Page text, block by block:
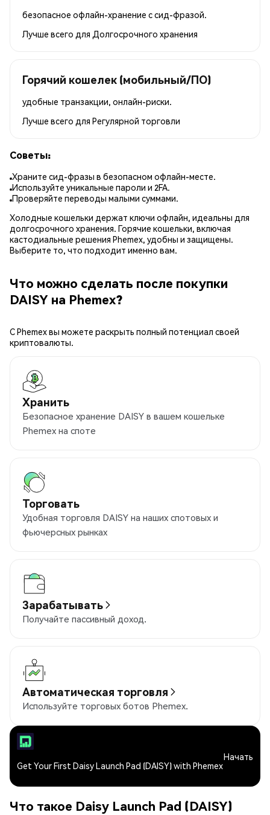
безопасное офлайн-хранение с сид-фразой.
Лучше всего для Долгосрочного хранения
Горячий кошелек (мобильный/ПО)
удобные транзакции, онлайн-риски.
Лучше всего для Регулярной торговли
Советы:
Храните сид-фразы в безопасном офлайн-месте.
Используйте уникальные пароли и 2FA.
Проверяйте переводы малыми суммами.
Холодные кошельки держат ключи офлайн, идеальны для
долгосрочного хранения. Горячие кошельки, включая
кастодиальные решения Phemex, удобны и защищены.
Выберите то, что подходит именно вам.
Что можно сделать после покупки
DAISY на Phemex?
С Phemex вы можете раскрыть полный потенциал своей
криптовалюты.
Хранить
Безопасное хранение DAISY в вашем кошельке
Phemex на споте
Торговать
Удобная торговля DAISY на наших спотовых и
фьючерсных рынках
Зарабатывать
Получайте пассивный доход.
Автоматическая торговля
Используйте торговых ботов Phemex.
Get Your First Daisy Launch Pad (DAISY) with Phemex
Начать
Что такое Daisy Launch Pad (DAISY)